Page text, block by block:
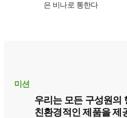
은 비나로 통한다
미션
우리는 모든 구성원의
친환경적인 제품을 제